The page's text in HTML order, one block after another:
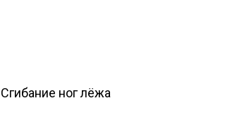
Сгибание ног лёжа